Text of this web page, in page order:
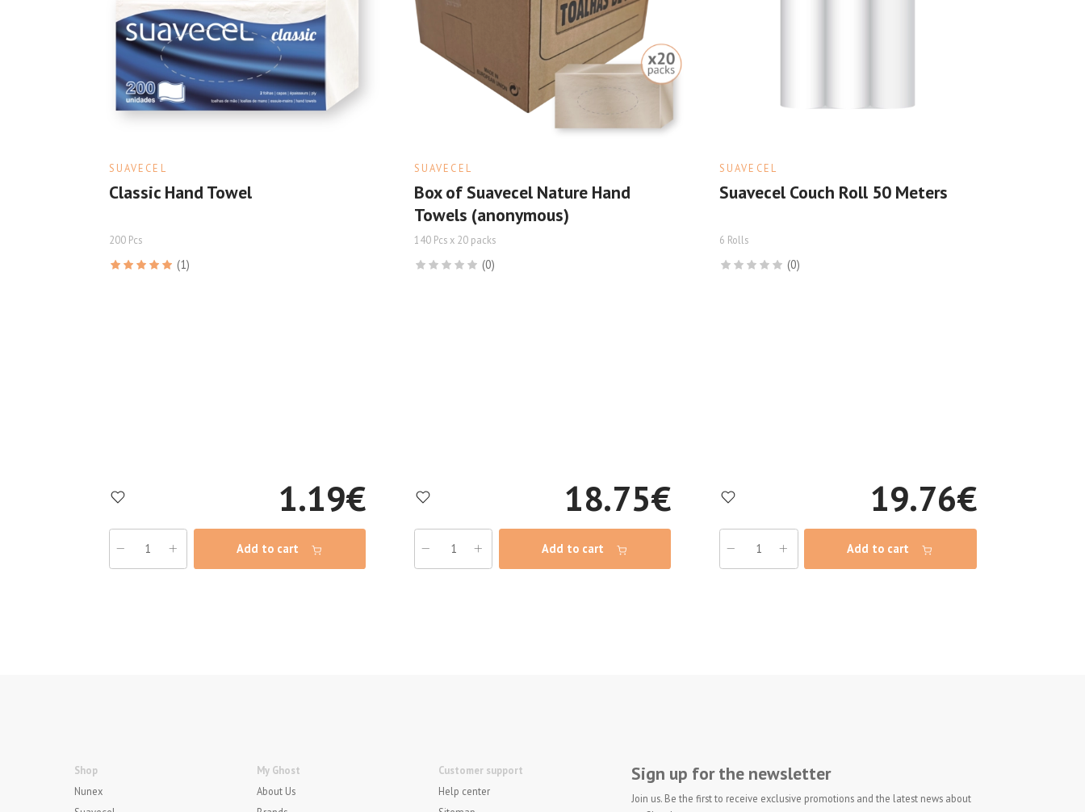
SUAVECEL
Classic Hand Towel
200 Pcs
(1)
1.19€
Add to cart
SUAVECEL
Box of Suavecel Nature Hand
Towels (anonymous)
140 Pcs x 20 packs
(0)
18.75€
Add to cart
SUAVECEL
Suavecel Couch Roll 50 Meters
6 Rolls
(0)
19.76€
Add to cart
Shop
Nunex
My Ghost
About Us
Customer support
Help center
Sign up for the newsletter
Join us. Be the first to receive exclusive promotions and the latest news about